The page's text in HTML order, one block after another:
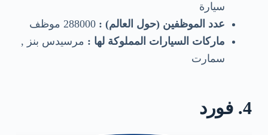
سيارة
عدد الموظفين (حول العالم) :
ماركات السيارات المملوكة لها : مرسيدس بنز ,
سمارت
4. فورد